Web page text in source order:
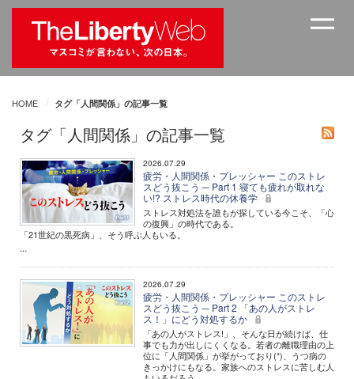
HOME タグ「人間関係」の記事一覧
タグ「人間関係」の記事一覧
2026.07.29
疲労・人間関係・プレッシャー このストレ
スどう抜こう ─ Part 1 寝ても疲れが取れな
い!? ストレス時代の休養学
ストレス対処法を誰もが探している今こそ、「心
の復興」の時代である。
「21世紀の黒死病」、そう呼ぶ人もいる。
...
2026.07.29
疲労・人間関係・プレッシャー このストレ
スどう抜こう ─ Part 2 「あの人がストレ
ス！」にどう対処するか
「あの人がストレス!」、そんな日が続けば、仕
事でも力が出しにくくなる。若者の離職理由の上
位に「人間関係」が挙がっており(*)、うつ病の
きっかけにもなる。家族へのストレスに苦しむ人